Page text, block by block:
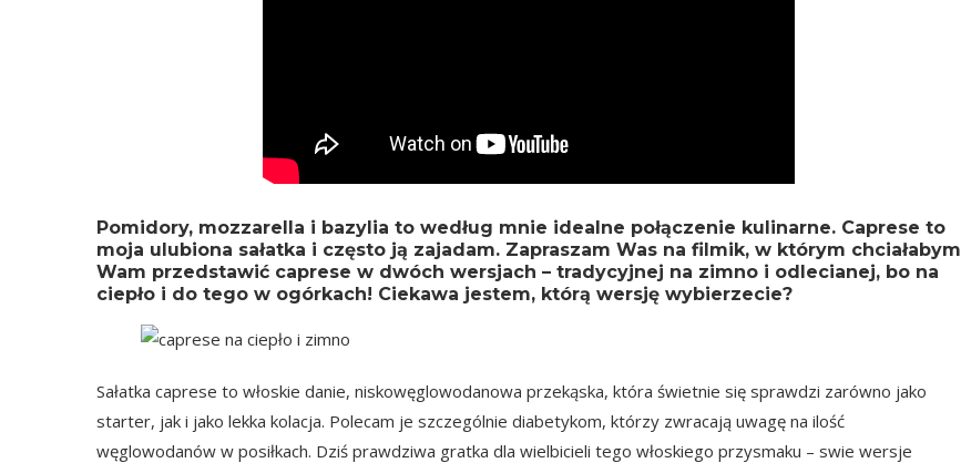
Pomidory, mozzarella i bazylia to według mnie idealne połączenie kulinarne. Caprese to
moja ulubiona sałatka i często ją zajadam. Zapraszam Was na filmik, w którym chciałabym
Wam przedstawić caprese w dwóch wersjach – tradycyjnej na zimno i odlecianej, bo na
ciepło i do tego w ogórkach! Ciekawa jestem, którą wersję wybierzecie?
Sałatka caprese to włoskie danie, niskowęglowodanowa przekąska, która świetnie się sprawdzi zarówno jako
starter, jak i jako lekka kolacja. Polecam je szczególnie diabetykom, którzy zwracają uwagę na ilość
węglowodanów w posiłkach. Dziś prawdziwa gratka dla wielbicieli tego włoskiego przysmaku – swie wersje